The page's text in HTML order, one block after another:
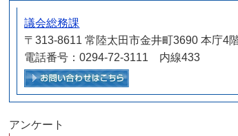
議会総務課
〒313-8611 常陸太田市金井町3690 本庁4
電話番号：0294-72-3111 内線433
アンケート